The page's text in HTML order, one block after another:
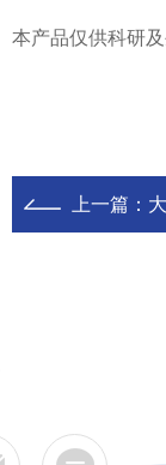
本产品仅供科研
上一篇：